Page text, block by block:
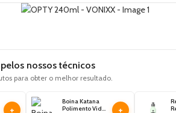
nossos técnicos
para obter o melhor resultado.
+
Boina Katana
Polimento Vidro
+